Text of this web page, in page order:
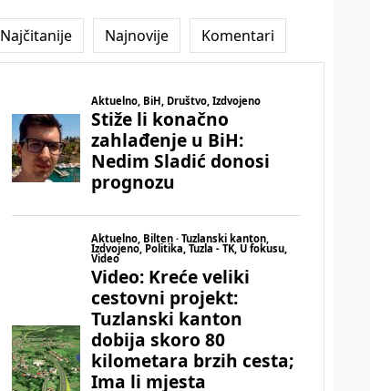
Najčitanije Najnovije Komentari